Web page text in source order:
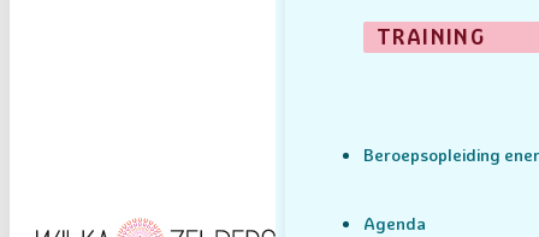
TRAINING
Beroepsopleiding
Agenda